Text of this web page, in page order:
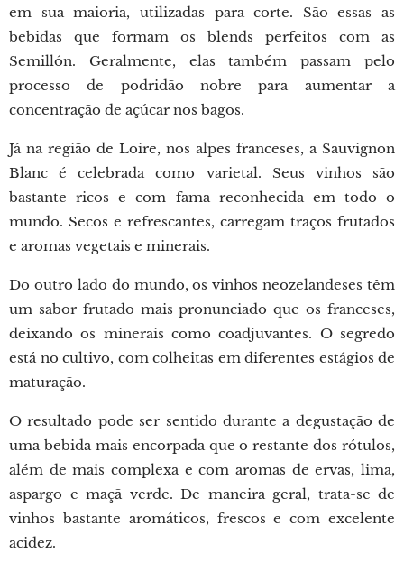
em sua maioria, utilizadas para corte. São essas as
bebidas que formam os blends perfeitos com as
Semillón. Geralmente, elas também passam pelo
processo de podridão nobre para aumentar a
concentração de açúcar nos bagos.
Já na região de Loire, nos alpes franceses, a Sauvignon
Blanc é celebrada como varietal. Seus vinhos são
bastante ricos e com fama reconhecida em todo o
mundo. Secos e refrescantes, carregam traços frutados
e aromas vegetais e minerais.
Do outro lado do mundo, os vinhos neozelandeses têm
um sabor frutado mais pronunciado que os franceses,
deixando os minerais como coadjuvantes. O segredo
está no cultivo, com colheitas em diferentes estágios de
maturação.
O resultado pode ser sentido durante a degustação de
uma bebida mais encorpada que o restante dos rótulos,
além de mais complexa e com aromas de ervas, lima,
aspargo e maçã verde. De maneira geral, trata-se de
vinhos bastante aromáticos, frescos e com excelente
acidez.